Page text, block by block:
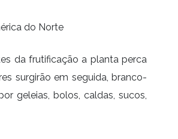
do Norte
da frutificação a planta perca
surgirão em seguida, branco-
geleias, bolos, caldas, sucos,